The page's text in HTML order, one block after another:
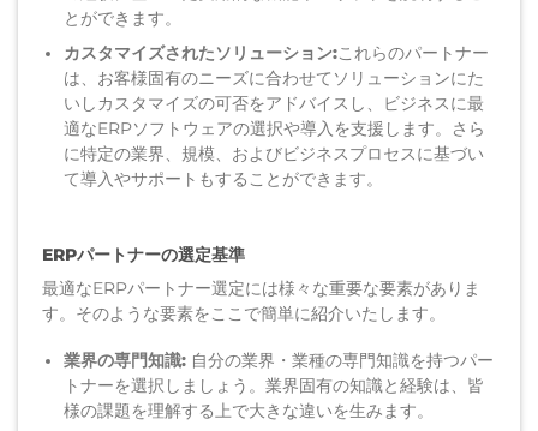
とができます。
カスタマイズされたソリューション:これらのパートナー
は、お客様固有のニーズに合わせてソリューションにた
いし カスタマイズの可否をアドバイス し
、ビジネスに最
適なERPソフトウェアの選択や導入 を支援します。
さら
に特定の業界、規模、およびビジネスプロセスに基づい
て導入やサポートもすることができます。
ERPパートナーの選定基準
最適なERPパートナー選定には様々な重要な要素がありま
す。そのような要素をここで簡単に紹介いたします。
業界の専門知識: 自分の業界 ・業種の専門知識を持つパー
トナーを選択しま しょう。業界固有の知識と経験は、 皆
様の課題を理解する上で大きな違いを生みます。